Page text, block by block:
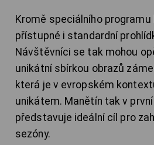
Kromě speciálního
přístupné i standardní
Návštěvníci se tak mohou
unikátní sbírkou obrazů
která je v evropském
unikátem. Manětín tak v
představuje ideální cíl pro
sezóny.